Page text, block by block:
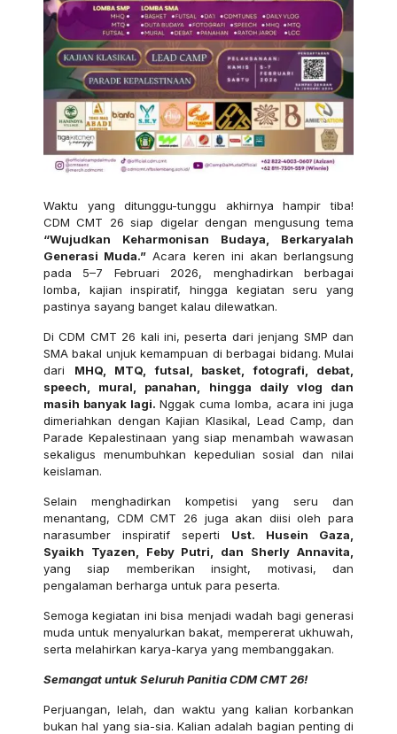
Waktu yang ditunggu-tunggu akhirnya hampir tiba!
CDM CMT 26 siap digelar dengan mengusung tema
“Wujudkan Keharmonisan Budaya, Berkaryalah
Generasi Muda.” Acara keren ini akan berlangsung
pada 5–7 Februari 2026, menghadirkan berbagai
lomba, kajian inspiratif, hingga kegiatan seru yang
pastinya sayang banget kalau dilewatkan.
Di CDM CMT 26 kali ini, peserta dari jenjang SMP dan
SMA bakal unjuk kemampuan di berbagai bidang. Mulai
dari MHQ, MTQ, futsal, basket, fotografi, debat,
speech, mural, panahan, hingga daily vlog dan
masih banyak lagi. Nggak cuma lomba, acara ini juga
dimeriahkan dengan Kajian Klasikal, Lead Camp, dan
Parade Kepalestinaan yang siap menambah wawasan
sekaligus menumbuhkan kepedulian sosial dan nilai
keislaman.
Selain menghadirkan kompetisi yang seru dan
menantang, CDM CMT 26 juga akan diisi oleh para
narasumber inspiratif seperti Ust. Husein Gaza,
Syaikh Tyazen, Feby Putri, dan Sherly Annavita,
yang siap memberikan insight, motivasi, dan
pengalaman berharga untuk para peserta.
Semoga kegiatan ini bisa menjadi wadah bagi generasi
muda untuk menyalurkan bakat, mempererat ukhuwah,
serta melahirkan karya-karya yang membanggakan.
Semangat untuk Seluruh Panitia CDM CMT 26!
Perjuangan, lelah, dan waktu yang kalian korbankan
bukan hal yang sia-sia. Kalian adalah bagian penting di